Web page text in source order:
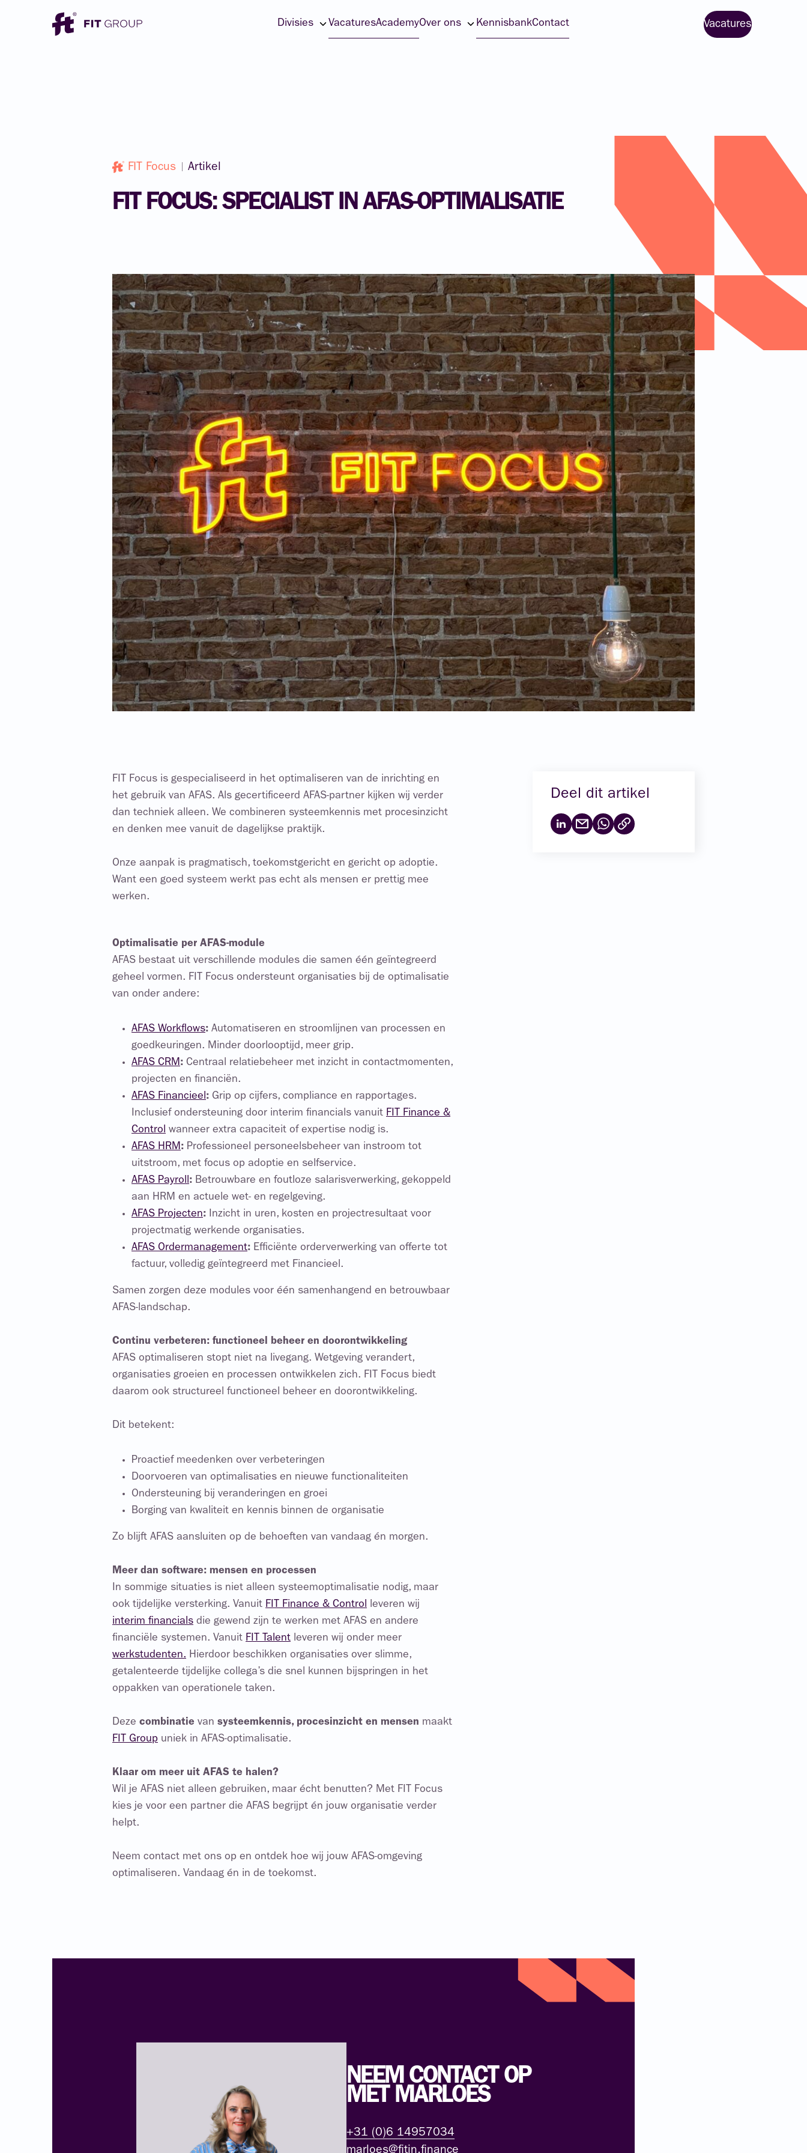
Divisies VacaturesAcademyOver ons KennisbankContact Vacatures
FIT Focus Artikel
FIT FOCUS: SPECIALIST IN AFAS-OPTIMALISATIE
FIT Focus is gespecialiseerd in het optimaliseren van de inrichting en
het gebruik van AFAS. Als gecertificeerd AFAS-partner kijken wij verder
dan techniek alleen. We combineren systeemkennis met procesinzicht
en denken mee vanuit de dagelijkse praktijk.
Onze aanpak is pragmatisch, toekomstgericht en gericht op adoptie.
Want een goed systeem werkt pas echt als mensen er prettig mee
werken.
Optimalisatie per AFAS-module
AFAS bestaat uit verschillende modules die samen één geïntegreerd
geheel vormen. FIT Focus ondersteunt organisaties bij de optimalisatie
van onder andere:
AFAS Workflows: Automatiseren en stroomlijnen van processen en
goedkeuringen. Minder doorlooptijd, meer grip.
AFAS CRM: Centraal relatiebeheer met inzicht in contactmomenten,
projecten en financiën.
AFAS Financieel: Grip op cijfers, compliance en rapportages.
Inclusief ondersteuning door interim financials vanuit FIT Finance &
Control wanneer extra capaciteit of expertise nodig is.
AFAS HRM: Professioneel personeelsbeheer van instroom tot
uitstroom, met focus op adoptie en selfservice.
AFAS Payroll: Betrouwbare en foutloze salarisverwerking, gekoppeld
aan HRM en actuele wet- en regelgeving.
AFAS Projecten: Inzicht in uren, kosten en projectresultaat voor
projectmatig werkende organisaties.
AFAS Ordermanagement: Efficiënte orderverwerking van offerte tot
factuur, volledig geïntegreerd met Financieel.
Samen zorgen deze modules voor één samenhangend en betrouwbaar
AFAS-landschap.
Continu verbeteren: functioneel beheer en doorontwikkeling
AFAS optimaliseren stopt niet na livegang. Wetgeving verandert,
organisaties groeien en processen ontwikkelen zich. FIT Focus biedt
daarom ook structureel functioneel beheer en doorontwikkeling.
Dit betekent:
Proactief meedenken over verbeteringen
Doorvoeren van optimalisaties en nieuwe functionaliteiten
Ondersteuning bij veranderingen en groei
Borging van kwaliteit en kennis binnen de organisatie
Zo blijft AFAS aansluiten op de behoeften van vandaag én morgen.
Meer dan software: mensen en processen
In sommige situaties is niet alleen systeemoptimalisatie nodig, maar
ook tijdelijke versterking. Vanuit FIT Finance & Control leveren wij
interim financials die gewend zijn te werken met AFAS en andere
financiële systemen. Vanuit FIT Talent leveren wij onder meer
werkstudenten. Hierdoor beschikken organisaties over slimme,
getalenteerde tijdelijke collega’s die snel kunnen bijspringen in het
oppakken van operationele taken.
Deze combinatie van systeemkennis, procesinzicht en mensen maakt
FIT Group uniek in AFAS-optimalisatie.
Klaar om meer uit AFAS te halen?
Wil je AFAS niet alleen gebruiken, maar écht benutten? Met FIT Focus
kies je voor een partner die AFAS begrijpt én jouw organisatie verder
helpt.
Neem contact met ons op en ontdek hoe wij jouw AFAS-omgeving
optimaliseren. Vandaag én in de toekomst.
Deel dit artikel
NEEM CONTACT OP
MET MARLOES
+31 (0)6 14957034